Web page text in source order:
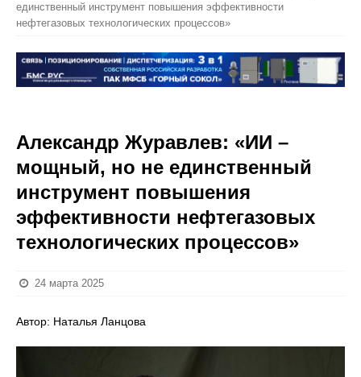
единственный инструмент повышения эффективности
нефтегазовых технологических процессов»
Александр Журавлев: «ИИ –
мощный, но не единственный
инструмент повышения
эффективности нефтегазовых
технологических процессов»
24 марта 2025
Автор: Наталья Ланцова